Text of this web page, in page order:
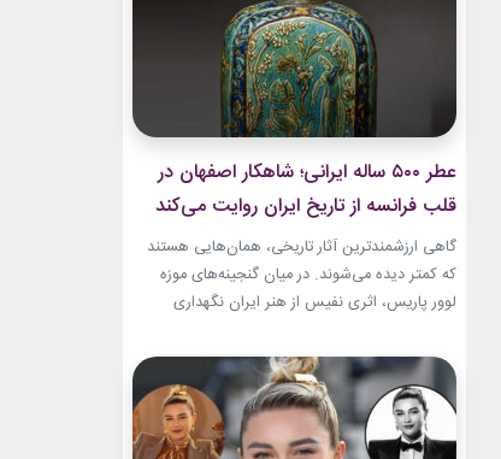
عطر ۵۰۰ ساله ایرانی؛ شاهکار اصفهان در
قلب فرانسه از تاریخ ایران روایت می‌کند
گاهی ارزشمندترین آثار تاریخی، همان‌هایی هستند
که کمتر دیده می‌شوند. در میان گنجینه‌های موزه
لوور پاریس، اثری نفیس از هنر ایران نگهداری
ذوق، زیبایی و مهارت هنرمندان عصر صفوی است.
بطری عطر صفوی در موزه لوور امروز به یکی از
جذاب‌ترین نمونه‌های هنر ایرانی تبدیل...